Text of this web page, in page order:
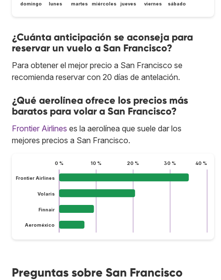
domingo lunes martes miércoles jueves viernes sábado
¿Cuánta anticipación se aconseja para
reservar un vuelo a San Francisco?
Para obtener el mejor precio a San Francisco se
recomienda reservar con 20 días de antelación.
¿Qué aerolínea ofrece los precios más
baratos para volar a San Francisco?
Frontier Airlines es la aerolínea que suele dar los
mejores precios a San Francisco.
0 % 10 % 20 % 30 % 40 %
Frontier Airlines
Volaris
Finnair
Aeroméxico
Preguntas sobre San Francisco